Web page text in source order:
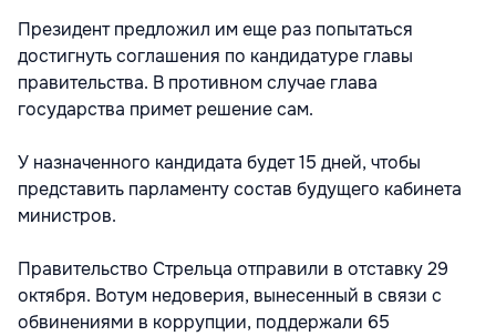
Президент предложил им еще раз попытаться
достигнуть соглашения по кандидатуре главы
правительства. В противном случае глава
государства примет решение сам.
У назначенного кандидата будет 15 дней, чтобы
представить парламенту состав будущего кабинета
министров.
Правительство Стрельца отправили в отставку 29
октября. Вотум недоверия, вынесенный в связи с
обвинениями в коррупции, поддержали 65